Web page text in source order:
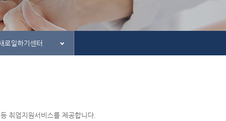
찾아오시는 길
로일하기센터
취업지원서비스를 제공합니다.